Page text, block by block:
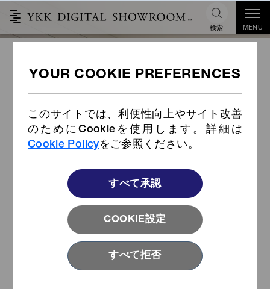
このサイトでは、利便性向上やサイト改善
のためにCookieを使用します。詳細は
Cookie Policyをご参照ください。
COOKIE設定
すべて承認
すべて拒否
検索 MENU